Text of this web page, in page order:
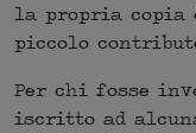
la propria copia
piccolo
Per chi fosse
iscritto ad